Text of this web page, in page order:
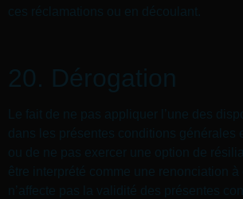
ces réclamations ou en découlant.
20. Dérogation
Le fait de ne pas appliquer l’une des
dans les présentes conditions générales
ou de ne pas exercer une option de
être interprété comme une renonciation
n’affecte pas la validité des présentes